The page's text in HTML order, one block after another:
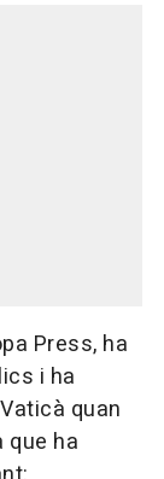
Press, ha
i ha
quan
que ha